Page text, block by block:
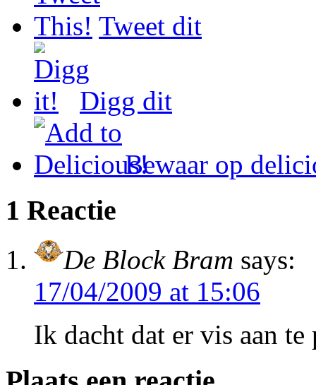
Tweet dit
Digg dit
Bewaar op
1 Reactie
De Block Bram says:
17/04/2009 at 15:06
Ik dacht dat er vis aan